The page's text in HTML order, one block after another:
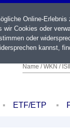
Name / WKN /
ETF/ETP
Online-
Cookies oder
oder
kannst,